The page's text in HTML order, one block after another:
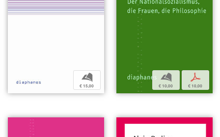
b
€ 15,00
b
€ 10,00
p
€ 10,00